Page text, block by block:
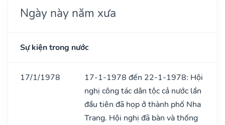
Ngày này năm xưa
Sự kiện trong nước
17/1/1978
17-1-1978 đến 22-1-1978: Hội
nghị công tác dân tộc cả nước lần
đầu tiên đã họp ở thành phố Nha
Trang. Hội nghị đã bàn và thống